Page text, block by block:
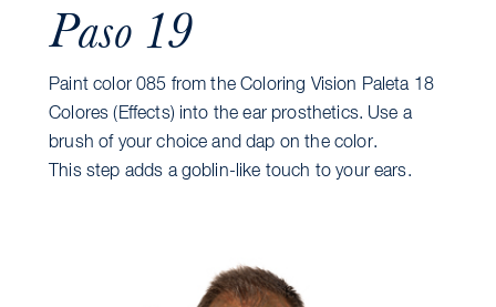
Paso 19
Paint color 085 from the Coloring Vision Paleta 18
Colores (Effects) into the ear prosthetics. Use a
brush of your choice and dap on the color.
This step adds a goblin-like touch to your ears.